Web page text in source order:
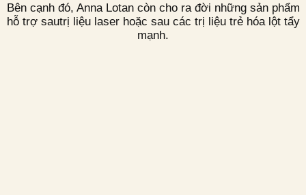
Bên cạnh đó, Anna Lotan còn cho ra đời những sản phẩm
hỗ trợ sautrị liệu laser hoặc sau các trị liệu trẻ hóa lột tẩy
mạnh.